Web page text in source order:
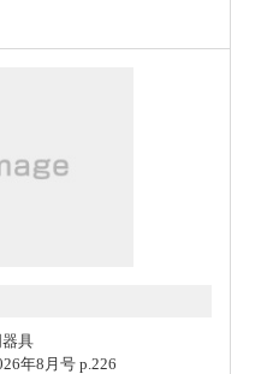
具
年8月号 p.226